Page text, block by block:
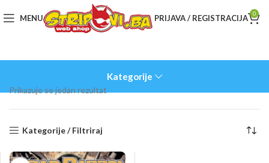
MENU PRIJAVA / REGISTRACIJA 0
Kategorije
Prikazuje se jedan rezultat
Kategorije / Filtriraj